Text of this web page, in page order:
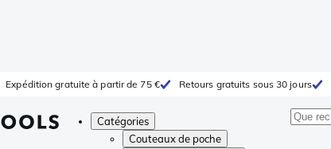
Expédition gratuite à partir de 75 € Retours gratuits sous 30 jours
Catégories
Couteaux de poche